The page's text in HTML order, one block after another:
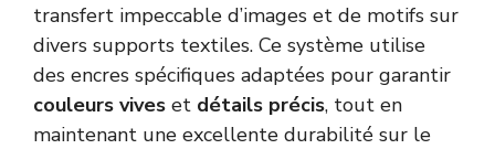
transfert impeccable d’images et de motifs sur
divers supports textiles. Ce système utilise
des encres spécifiques adaptées pour garantir
couleurs vives et détails précis, tout en
maintenant une excellente durabilité sur le